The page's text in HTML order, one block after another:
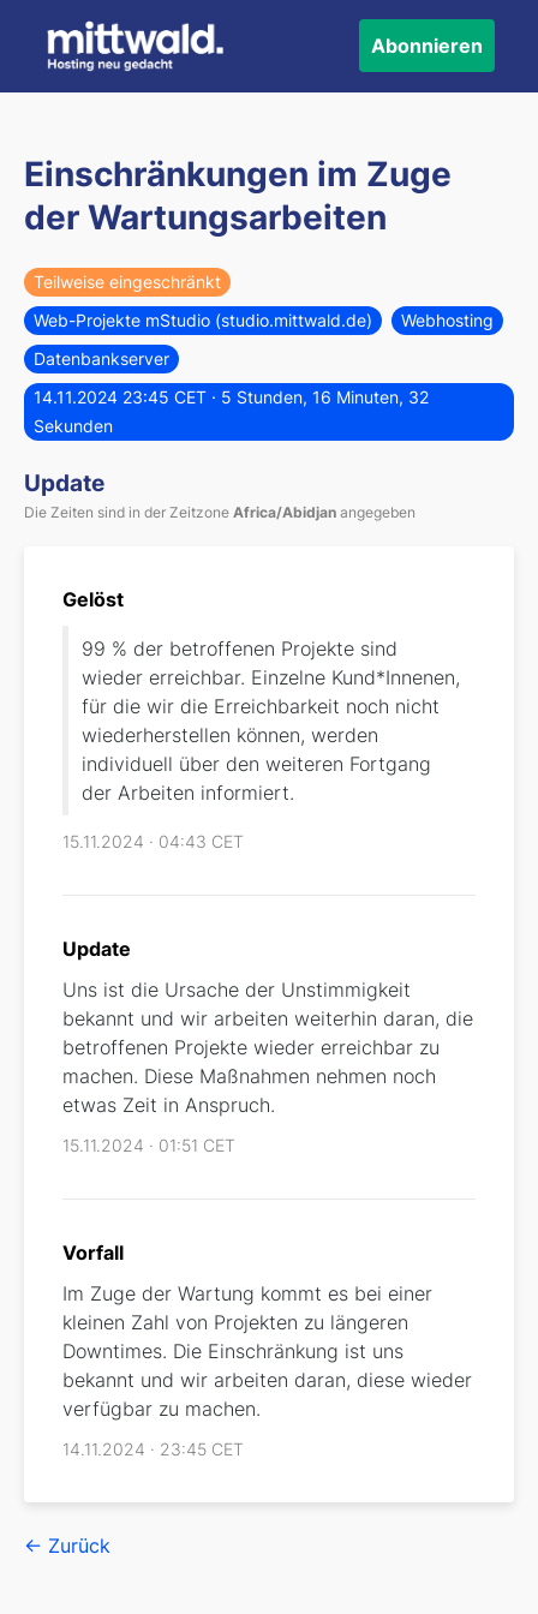
Abonnieren
Einschränkungen im Zuge
der Wartungsarbeiten
Teilweise eingeschränkt
Web-Projekte mStudio (studio.mittwald.de)
Webhosting
Datenbankserver
14.11.2024 23:45 CET · 5 Stunden, 16 Minuten, 32
Sekunden
Update
Die Zeiten sind in der Zeitzone Africa/Abidjan angegeben
Gelöst
99 % der betroffenen Projekte sind
wieder erreichbar. Einzelne Kund*Innenen,
für die wir die Erreichbarkeit noch nicht
wiederherstellen können, werden
individuell über den weiteren Fortgang
der Arbeiten informiert.
15.11.2024 · 04:43 CET
Update
Uns ist die Ursache der Unstimmigkeit
bekannt und wir arbeiten weiterhin daran, die
betroffenen Projekte wieder erreichbar zu
machen. Diese Maßnahmen nehmen noch
etwas Zeit in Anspruch.
15.11.2024 · 01:51 CET
Vorfall
Im Zuge der Wartung kommt es bei einer
kleinen Zahl von Projekten zu längeren
Downtimes. Die Einschränkung ist uns
bekannt und wir arbeiten daran, diese wieder
verfügbar zu machen.
14.11.2024 · 23:45 CET
← Zurück